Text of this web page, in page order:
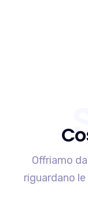
Offriamo
riguardano